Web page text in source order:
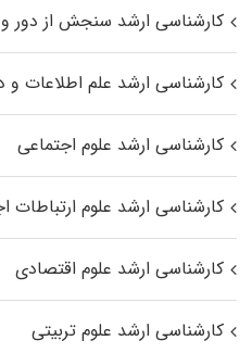
کارشناسی ارشد سنجش از دور
کارشناسی ارشد علم اطلاعات
کارشناسی ارشد علوم اجتماعی
کارشناسی ارشد علوم ارتباطات
کارشناسی ارشد علوم اقتصادی
کارشناسی ارشد علوم تربیتی